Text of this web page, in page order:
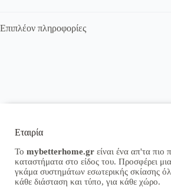
Επιπλέον πληροφορίες
Εταιρία
Το mybetterhome.gr είναι ένα απ'τα πιο
καταστήματα στο είδος του. Προσφέρει
γκάμα συστημάτων εσωτερικής σκίασης
κάθε διάσταση και τύπο, για κάθε χώρο.